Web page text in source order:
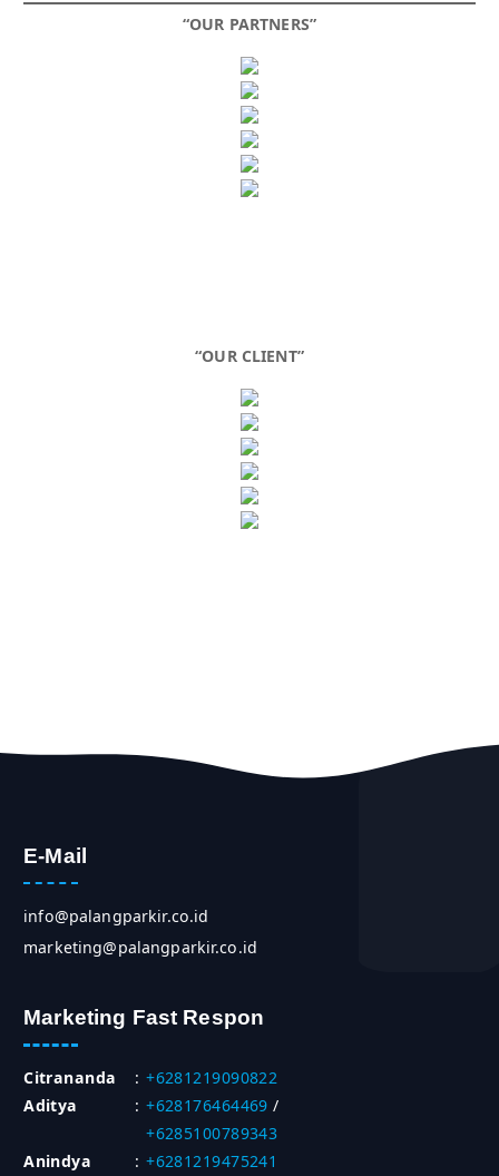
“OUR PARTNERS”
“OUR CLIENT”
E-Mail
info@palangparkir.co.id
marketing@palangparkir.co.id
Marketing Fast Respon
Citrananda : +6281219090822
Aditya
: +628176464469 /
+6285100789343
Anindya
: +6281219475241